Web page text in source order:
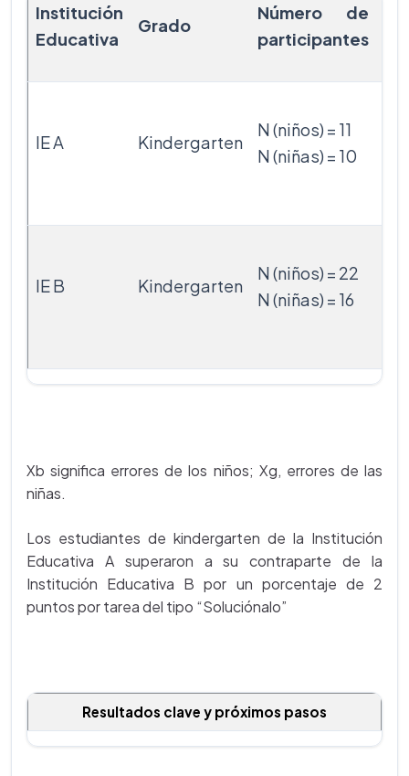
Institución
Educativa
Grado
Número de
participantes
IE A Kindergarten
N (niños) = 11
N (niñas) = 10
IE B Kindergarten
N (niños) = 22
N (niñas) = 16
Xb significa errores de los niños; Xg, errores de las
niñas.
Los estudiantes de kindergarten de la Institución
Educativa A superaron a su contraparte de la
Institución Educativa B por un porcentaje de 2
puntos por tarea del tipo “Soluciónalo”
Resultados clave y próximos pasos